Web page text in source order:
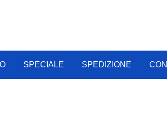
online all'ingrosso
SPECIALE SPEDIZIONE